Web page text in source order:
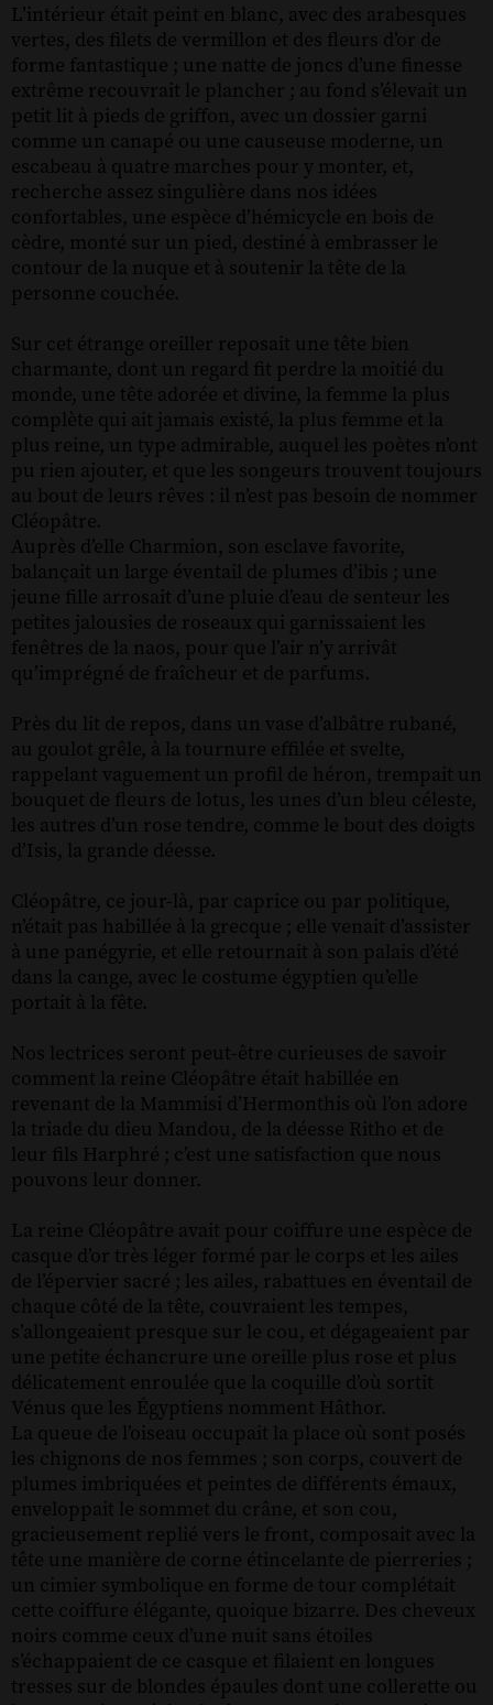
L’intérieur était peint en blanc, avec des arabesques
vertes, des filets de vermillon et des fleurs d’or de
forme fantastique ; une natte de joncs d’une finesse
extrême recouvrait le plancher ; au fond s’élevait un
petit lit à pieds de griffon, avec un dossier garni
comme un canapé ou une causeuse moderne, un
escabeau à quatre marches pour y monter, et,
recherche assez singulière dans nos idées
confortables, une espèce d’hémicycle en bois de
cèdre, monté sur un pied, destiné à embrasser le
contour de la nuque et à soutenir la tête de la
personne couchée.
Sur cet étrange oreiller reposait une tête bien
charmante, dont un regard fit perdre la moitié du
monde, une tête adorée et divine, la femme la plus
complète qui ait jamais existé, la plus femme et la
plus reine, un type admirable, auquel les poètes n’ont
pu rien ajouter, et que les songeurs trouvent toujours
au bout de leurs rêves : il n’est pas besoin de nommer
Cléopâtre.
Auprès d’elle Charmion, son esclave favorite,
balançait un large éventail de plumes d’ibis ; une
jeune fille arrosait d’une pluie d’eau de senteur les
petites jalousies de roseaux qui garnissaient les
fenêtres de la naos, pour que l’air n’y arrivât
qu’imprégné de fraîcheur et de parfums.
Près du lit de repos, dans un vase d’albâtre rubané,
au goulot grêle, à la tournure effilée et svelte,
rappelant vaguement un profil de héron, trempait un
bouquet de fleurs de lotus, les unes d’un bleu céleste,
les autres d’un rose tendre, comme le bout des doigts
d’Isis, la grande déesse.
Cléopâtre, ce jour-là, par caprice ou par politique,
n’était pas habillée à la grecque ; elle venait d’assister
à une panégyrie, et elle retournait à son palais d’été
dans la cange, avec le costume égyptien qu’elle
portait à la fête.
Nos lectrices seront peut-être curieuses de savoir
comment la reine Cléopâtre était habillée en
revenant de la Mammisi d’Hermonthis où l’on adore
la triade du dieu Mandou, de la déesse Ritho et de
leur fils Harphré ; c’est une satisfaction que nous
pouvons leur donner.
La reine Cléopâtre avait pour coiffure une espèce de
casque d’or très léger formé par le corps et les ailes
de l’épervier sacré ; les ailes, rabattues en éventail de
chaque côté de la tête, couvraient les tempes,
s’allongeaient presque sur le cou, et dégageaient par
une petite échancrure une oreille plus rose et plus
délicatement enroulée que la coquille d’où sortit
Vénus que les Égyptiens nomment Hâthor.
La queue de l’oiseau occupait la place où sont posés
les chignons de nos femmes ; son corps, couvert de
plumes imbriquées et peintes de différents émaux,
enveloppait le sommet du crâne, et son cou,
gracieusement replié vers le front, composait avec la
tête une manière de corne étincelante de pierreries ;
un cimier symbolique en forme de tour complétait
cette coiffure élégante, quoique bizarre. Des cheveux
noirs comme ceux d’une nuit sans étoiles
s’échappaient de ce casque et filaient en longues
tresses sur de blondes épaules dont une collerette ou